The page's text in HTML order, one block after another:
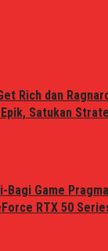
Rich dan
Satukan
Bagi Game
RTX 50